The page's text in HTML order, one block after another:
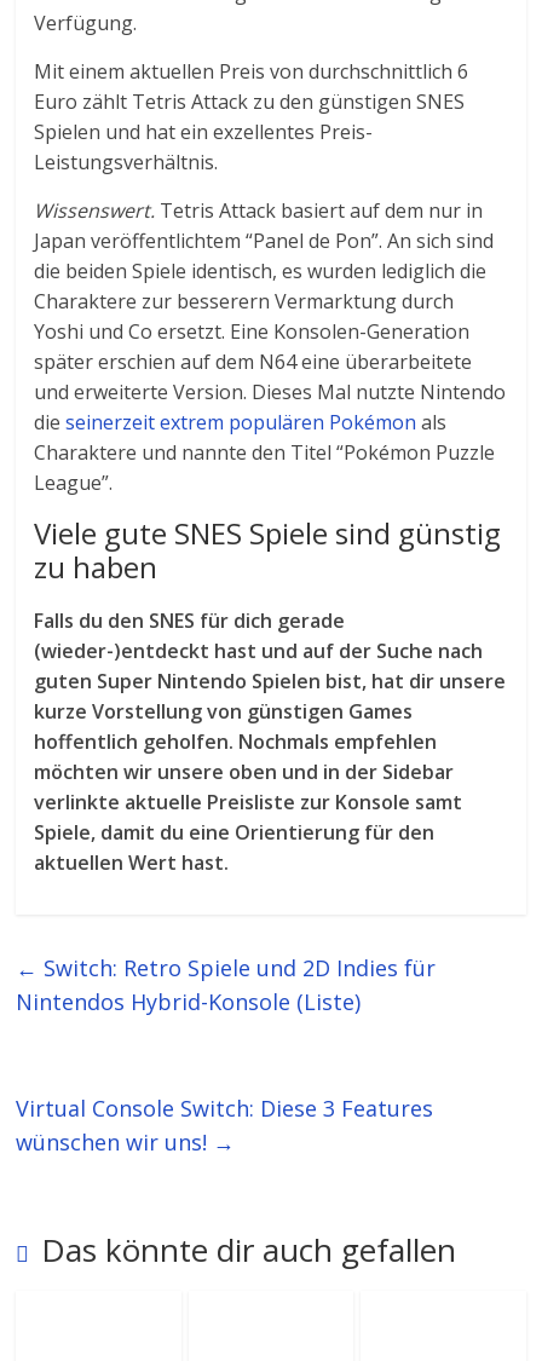
Verfügung.
Mit einem aktuellen Preis von durchschnittlich 6
Euro zählt Tetris Attack zu den günstigen SNES
Spielen und hat ein exzellentes Preis-
Leistungsverhältnis.
Wissenswert. Tetris Attack basiert auf dem nur in
Japan veröffentlichtem “Panel de Pon”. An sich sind
die beiden Spiele identisch, es wurden lediglich die
Charaktere zur besserern Vermarktung durch
Yoshi und Co ersetzt. Eine Konsolen-Generation
später erschien auf dem N64 eine überarbeitete
und erweiterte Version. Dieses Mal nutzte Nintendo
dieseinerzeit extrem populären Pokémon als
Charaktere und nannte den Titel “Pokémon Puzzle
League”.
Viele gute SNES Spiele sind günstig
zu haben
Falls du den SNES für dich gerade
(wieder-)entdeckt hast und auf der Suche nach
guten Super Nintendo Spielen bist, hat dir unsere
kurze Vorstellung von günstigen Games
hoffentlich geholfen. Nochmals empfehlen
möchten wir unsere oben und in der Sidebar
verlinkte aktuelle Preisliste zur Konsole samt
Spiele, damit du eine Orientierung für den
aktuellen Wert hast.
← Switch: Retro Spiele und 2D Indies für
Nintendos Hybrid-Konsole (Liste)
Virtual Console Switch: Diese 3 Features
wünschen wir uns! →
Das könnte dir auch gefallen